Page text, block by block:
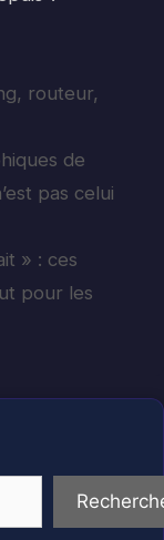
, routeur,
de
pas celui
» : ces
pour les